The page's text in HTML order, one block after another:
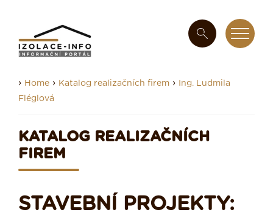
› Home › Katalog realizačních firem ›
Ing. Ludmila
Fléglová
KATALOG REALIZAČNÍCH
FIREM
STAVEBNÍ PROJEKTY: